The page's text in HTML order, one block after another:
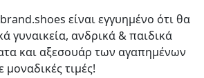
είναι εγγυημένο ότι θα
γυναικεία, ανδρικά & παιδικά
και αξεσουάρ των αγαπημένων
τιμές!